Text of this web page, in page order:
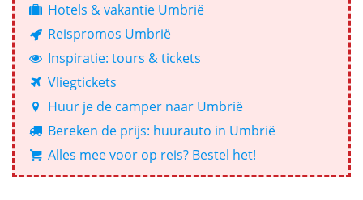
Hotels & vakantie Umbrië
Reispromos Umbrië
Inspiratie: tours & tickets
Vliegtickets
Huur je de camper naar Umbrië
Bereken de prijs: huurauto in Umbrië
Alles mee voor op reis? Bestel het!